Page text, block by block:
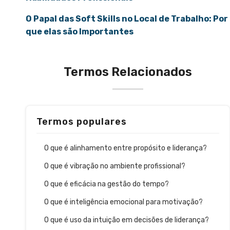
O Papal das Soft Skills no Local de Trabalho: Por
que elas são Importantes
Termos Relacionados
Termos populares
O que é alinhamento entre propósito e liderança?
O que é vibração no ambiente profissional?
O que é eficácia na gestão do tempo?
O que é inteligência emocional para motivação?
O que é uso da intuição em decisões de liderança?